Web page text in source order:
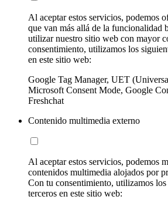
Al aceptar estos servicios, podemos
que van más allá de la funcionalidad
utilizar nuestro sitio web con mayor
consentimiento, utilizamos los
en este sitio web:
Google Tag Manager, UET
Microsoft Consent Mode, Google
Freshchat
Contenido multimedia externo
Al aceptar estos servicios, podemos
contenidos multimedia alojados por
Con tu consentimiento, utilizamos
terceros en este sitio web: